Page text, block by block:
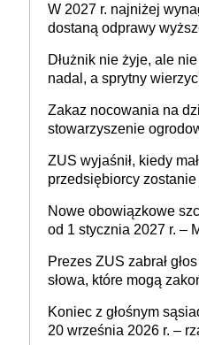
W 2027 r. najniżej
dostaną odprawy
Dłużnik nie żyje, ale
nadal, a sprytny
Zakaz nocowania na
stowarzyszenie
działki (wypowiedzieć
ZUS wyjaśnił, kiedy
przedsiębiorcy
Nowe obowiązkowe
od 1 stycznia 2027 r. –
2027 r.
Prezes ZUS zabrał
słowa, które mogą
Koniec z głośnym
20 września 2026 r. –